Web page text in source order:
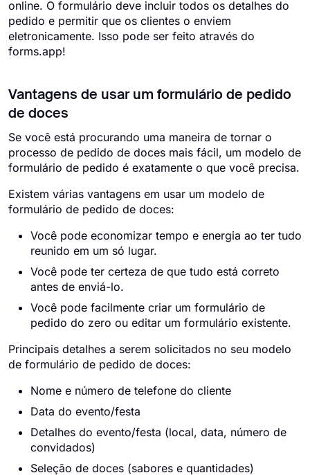
online. O formulário deve incluir todos os detalhes do
pedido e permitir que os clientes o enviem
eletronicamente. Isso pode ser feito através do
forms.app!
Vantagens de usar um formulário de pedido
de doces
Se você está procurando uma maneira de tornar o
processo de pedido de doces mais fácil, um modelo de
formulário de pedido é exatamente o que você precisa.
Existem várias vantagens em usar um modelo de
formulário de pedido de doces:
Você pode economizar tempo e energia ao ter tudo
reunido em um só lugar.
Você pode ter certeza de que tudo está correto
antes de enviá-lo.
Você pode facilmente criar um formulário de
pedido do zero ou editar um formulário existente.
Principais detalhes a serem solicitados no seu modelo
de formulário de pedido de doces:
Nome e número de telefone do cliente
Data do evento/festa
Detalhes do evento/festa (local, data, número de
convidados)
Seleção de doces (sabores e quantidades)